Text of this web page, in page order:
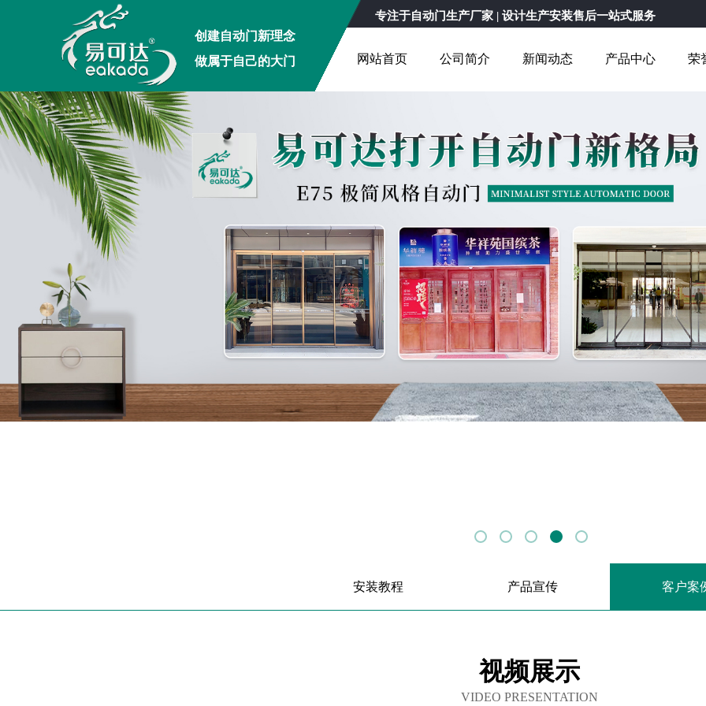
专注于自动门生产厂家 | 设计生产安装售后一站式服务
网站首页 公司简介 新闻动态 产品中心 荣
创建自动门新理念
做属于自己的大门
安装教程 产品宣传 客户案
视频展示
VIDEO PRESENTATION